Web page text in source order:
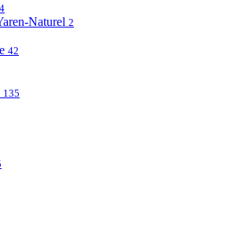
Naturel 2
42
135